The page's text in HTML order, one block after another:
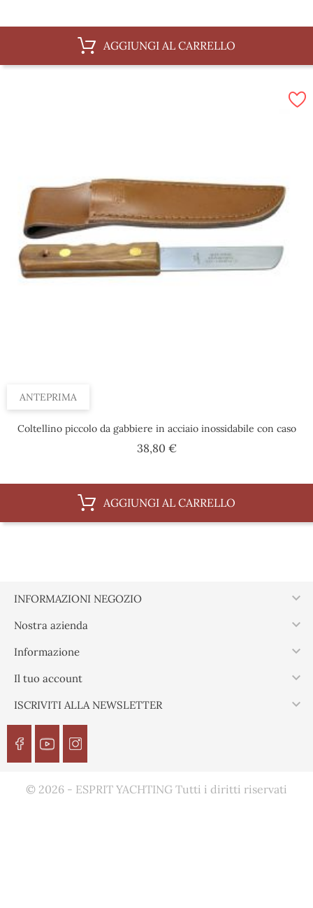
AGGIUNGI AL CARRELLO
ANTEPRIMA
Coltellino piccolo da gabbiere in acciaio inossidabile con caso
38,80 €Prezzo
AGGIUNGI AL CARRELLO
INFORMAZIONI NEGOZIO 
Nostra azienda 
Informazione 
Il tuo account 
ISCRIVITI ALLA NEWSLETTER 
© 2026 - ESPRIT YACHTING Tutti i diritti riservati